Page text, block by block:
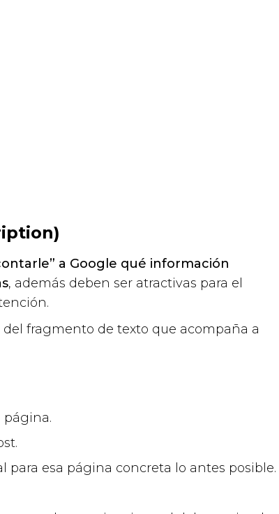
a Google qué información
, además deben ser atractivas para el
fragmento de texto que acompaña a
página.
para esa página concreta lo antes posible.